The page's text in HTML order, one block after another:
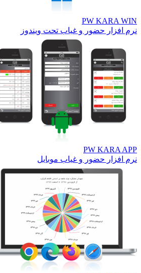
PW KARA
حضور و غیاب تحت ویندوز
PW KARA
حضور و غیاب موبایل